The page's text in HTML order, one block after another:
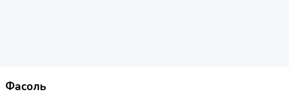
Фасоль